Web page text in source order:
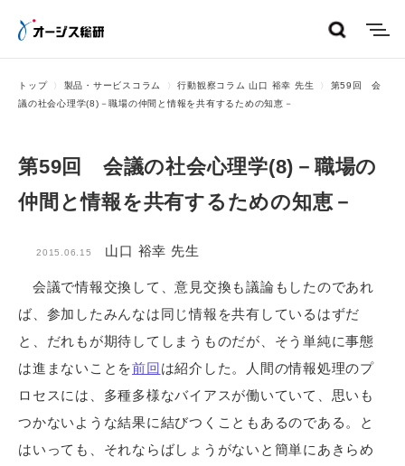
トップ 製品・サービスコラム 行動観察コラム 山口 裕幸 先生
第59回 会
議の社会心理学(8)－職場の仲間と情報を共有するための知恵－
第59回 会議の社会心理学(8)－職場の
仲間と情報を共有するための知恵－
2015.06.15 山口 裕幸 先生
会議で情報交換して、意見交換も議論もしたのであれ
ば、参加したみんなは同じ情報を共有しているはずだ
と、だれもが期待してしまうものだが、そう単純に事態
は進まないことを前回 は紹介した。人間の情報処理のプ
ロセスには、多種多様なバイアスが働いていて、思いも
つかないような結果に結びつくこともあるのである。と
はいっても、それならばしょうがないと簡単にあきらめ